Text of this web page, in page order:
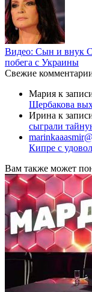
Видео: Сын и внук
побега с Украины
Свежие
Мария к
Щербакова
Ирина к
сыграли
Кипре с
Вам также может